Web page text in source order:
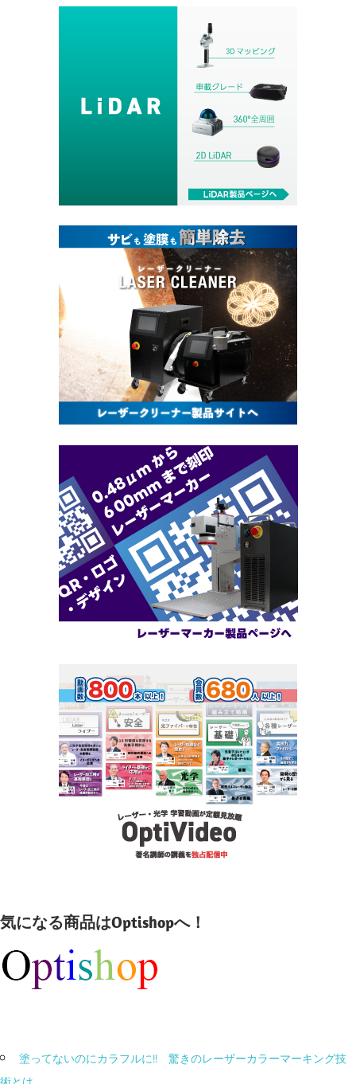
気になる商品はOptishopへ！
塗ってないのにカラフルに!! 驚きのレーザーカラーマーキング技